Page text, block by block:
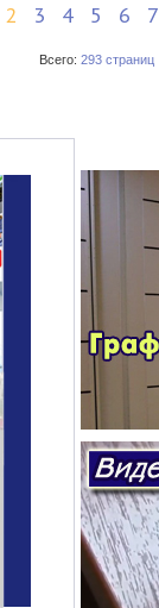
2 3 4 5 6 7
Всего: 293 страниц